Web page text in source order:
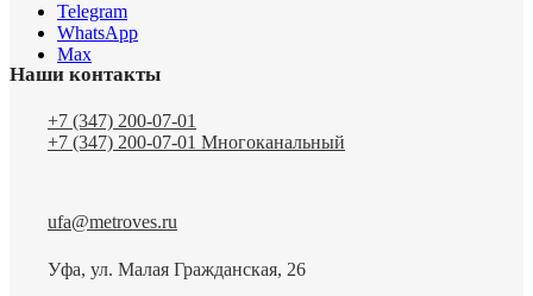
Telegram
WhatsApp
Max
Наши контакты
+7 (347) 200-07-01
+7 (347) 200-07-01 Многоканальный
ufa@metroves.ru
Уфа, ул. Малая Гражданская, 26